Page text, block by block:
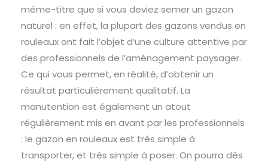
même-titre que si vous deviez semer un gazon
naturel : en effet, la plupart des gazons vendus en
rouleaux ont fait l’objet d’une culture attentive par
des professionnels de l’aménagement paysager.
Ce qui vous permet, en réalité, d’obtenir un
résultat particulièrement qualitatif. La
manutention est également un atout
régulièrement mis en avant par les professionnels
: le gazon en rouleaux est très simple à
transporter, et très simple à poser. On pourra dès